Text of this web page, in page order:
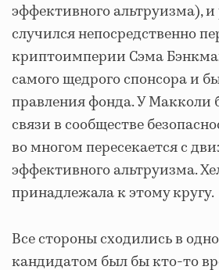
эффективного альтруизма),
случился непосредственно
криптоимперии Сэма
самого щедрого спонсора и
правления фонда. У Макколи
связи в сообществе
во многом пересекается с
эффективного альтруизма.
принадлежала к этому кругу.
Все стороны сходились в
кандидатом был бы кто-то